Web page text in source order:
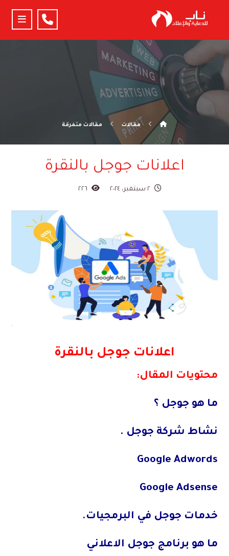
مقالات مقالات متفرقة
اعلانات جوجل بالنقرة
٢ سبتمبر، ٢٠٢٤ ٢٢٦
اعلانات جوجل بالنقرة
محتويات المقال:
ما هو جوجل ؟
نشاط شركة جوجل .
Google Adwords
Google Adsense
خدمات جوجل في البرمجيات.
ما هو برنامج جوجل الاعلاني